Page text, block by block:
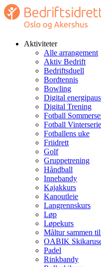
Aktiviteter
Alle arrangement
Aktiv Bedrift
Bedriftsduell
Bordtennis
Bowling
Digital
Digital Trening
Fotball
Fotball Vinterserie
Fotballens uke
Friidrett
Golf
Gruppetrening
Håndball
Innebandy
Kajakkurs
Kanoutleie
Langrennskurs
Løp
Løpekurs
Måltur sammen
OABIK
Padel
Rinkbandy